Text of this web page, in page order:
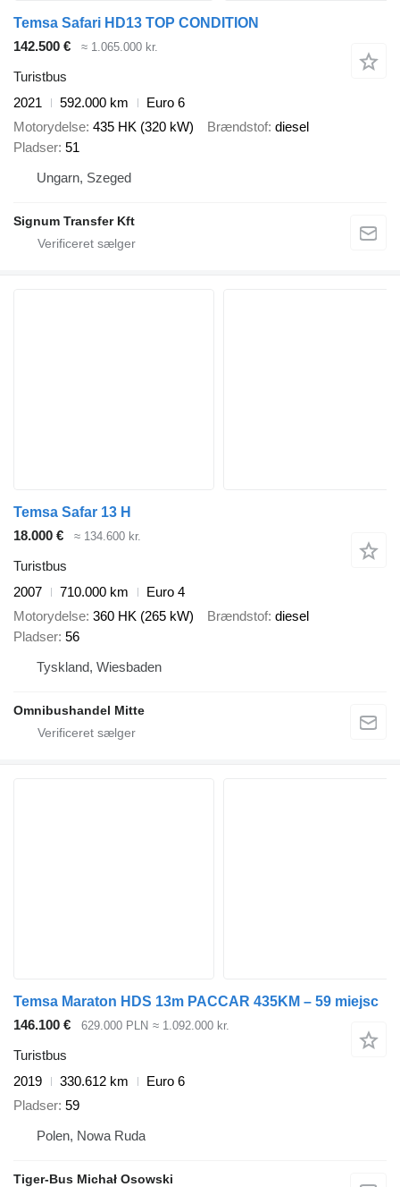
Temsa Safari HD13 TOP CONDITION
142.500 €
≈ 1.065.000 kr.
Turistbus
2021
592.000 km
Euro 6
Motorydelse 435 HK (320 kW) Brændstof diesel
Pladser 51
Ungarn, Szeged
Signum Transfer Kft
Temsa Safar 13 H
18.000 €
≈ 134.600 kr.
Turistbus
2007
710.000 km
Euro 4
Motorydelse 360 HK (265 kW) Brændstof diesel
Pladser 56
Tyskland, Wiesbaden
Omnibushandel Mitte
Temsa Maraton HDS 13m PACCAR 435KM – 59 miejsc
146.100 €
629.000 PLN ≈ 1.092.000 kr.
Turistbus
2019
330.612 km
Euro 6
Pladser 59
Polen, Nowa Ruda
Tiger-Bus Michał Osowski